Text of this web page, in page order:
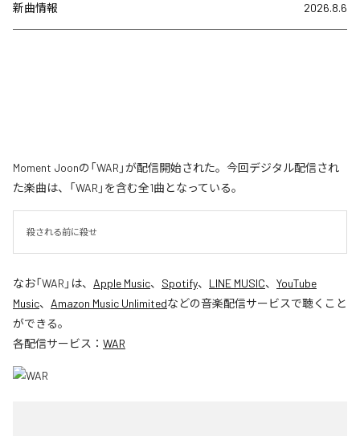
新曲情報 2026.8.6
Moment Joonの「WAR」が配信開始された。今回デジタル配信され
た楽曲は、「WAR」を含む全1曲となっている。
殺される前に殺せ
なお「WAR 」は、 Apple Music、 Spotify、 LINE MUSIC、 YouTube
Music、 Amazon Music Unlimitedなどの音楽配信サービスで聴くこと
ができる。
各配信サービス： WAR